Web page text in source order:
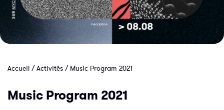
Accueil /Activités / Music Program 2021
Music Program 2021